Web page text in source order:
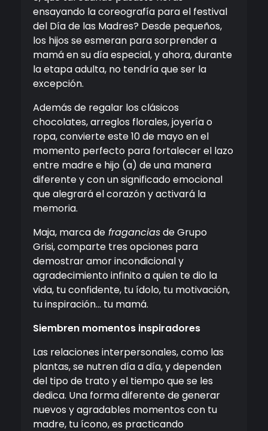
ensayando la coreografía para el festival
del Día de las Madres? Desde pequeños,
los hijos se esmeran para sorprender a
mamá en su día especial, y ahora, durante
la etapa adulta, no tendría que ser la
excepción.
Además de regalar los clásicos
chocolates, arreglos florales, joyería o
ropa, convierte este 10 de mayo en el
momento perfecto para fortalecer el lazo
entre madre e hijo (a) de una manera
diferente y con un significado emocional
que alegrará el corazón y activará la
memoria.
Maja, marca de fraganciasde Grupo
Grisi, comparte tres opciones para
demostrar amor incondicional y
agradecimiento infinito a quien te dio la
vida, tu confidente, tu ídolo, tu motivación,
tu inspiración… tu mamá.
Siembren momentos inspiradores
Las relaciones interpersonales, como las
plantas, se nutren día a día, y dependen
del tipo de trato y el tiempo que se les
dedica. Una forma diferente de generar
nuevos y agradables momentos con tu
madre, tu ícono, es practicando